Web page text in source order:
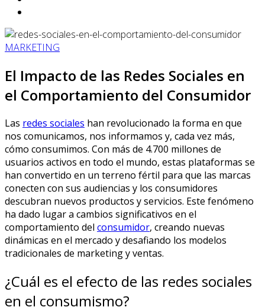
MARKETING
El Impacto de las Redes Sociales en
el Comportamiento del Consumidor
Las redes sociales han revolucionado la forma en que
nos comunicamos, nos informamos y, cada vez más,
cómo consumimos. Con más de 4.700 millones de
usuarios activos en todo el mundo, estas plataformas se
han convertido en un terreno fértil para que las marcas
conecten con sus audiencias y los consumidores
descubran nuevos productos y servicios. Este fenómeno
ha dado lugar a cambios significativos en el
comportamiento del consumidor, creando nuevas
dinámicas en el mercado y desafiando los modelos
tradicionales de marketing y ventas.
¿Cuál es el efecto de las redes sociales
en el consumismo?